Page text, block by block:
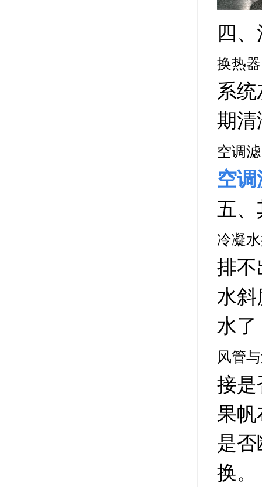
四
换热器
系
期清
空调
空
五
冷凝
排不
水
水了
风管
接是
果
是
换。